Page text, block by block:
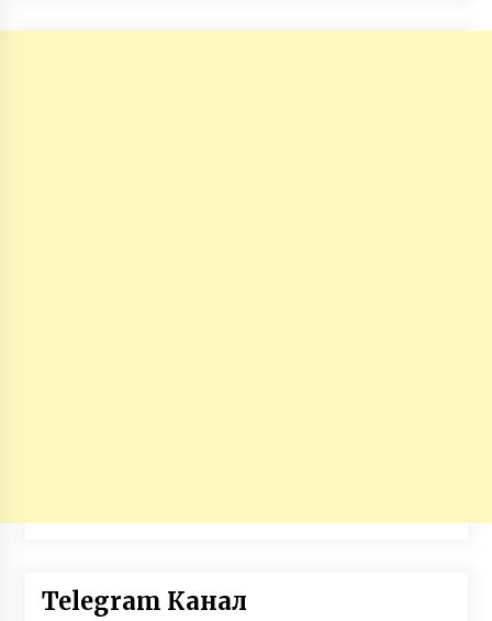
Telegram Канал